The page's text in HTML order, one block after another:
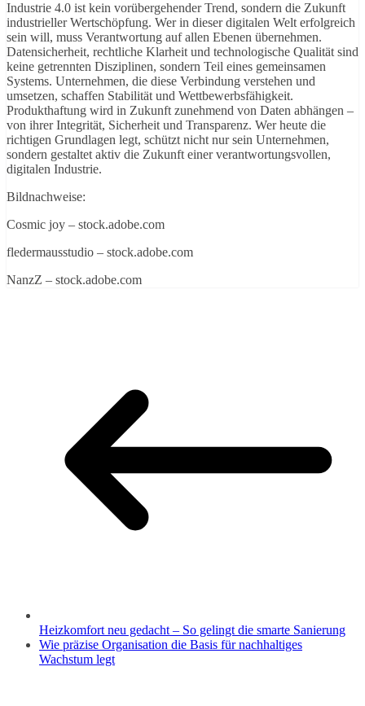
Industrie 4.0 ist kein vorübergehender Trend, sondern die Zukunft
industrieller Wertschöpfung. Wer in dieser digitalen Welt erfolgreich
sein will, muss Verantwortung auf allen Ebenen übernehmen.
Datensicherheit, rechtliche Klarheit und technologische Qualität sind
keine getrennten Disziplinen, sondern Teil eines gemeinsamen
Systems. Unternehmen, die diese Verbindung verstehen und
umsetzen, schaffen Stabilität und Wettbewerbsfähigkeit.
Produkthaftung wird in Zukunft zunehmend von Daten abhängen –
von ihrer Integrität, Sicherheit und Transparenz. Wer heute die
richtigen Grundlagen legt, schützt nicht nur sein Unternehmen,
sondern gestaltet aktiv die Zukunft einer verantwortungsvollen,
digitalen Industrie.
Bildnachweise:
Cosmic joy – stock.adobe.com
fledermausstudio – stock.adobe.com
NanzZ – stock.adobe.com
Heizkomfort neu gedacht – So gelingt die smarte Sanierung
Wie präzise Organisation die Basis für nachhaltiges
Wachstum legt